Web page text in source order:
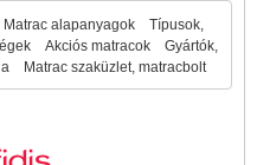
Matrac alapanyagok
Típusok,
Akciós matracok
Gyártók,
Matrac szaküzlet, matracbolt